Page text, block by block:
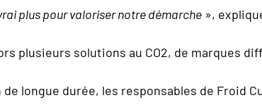
plus pour valoriser notre démarche »,
plusieurs solutions au CO2, de marques
longue durée, les responsables de Froid